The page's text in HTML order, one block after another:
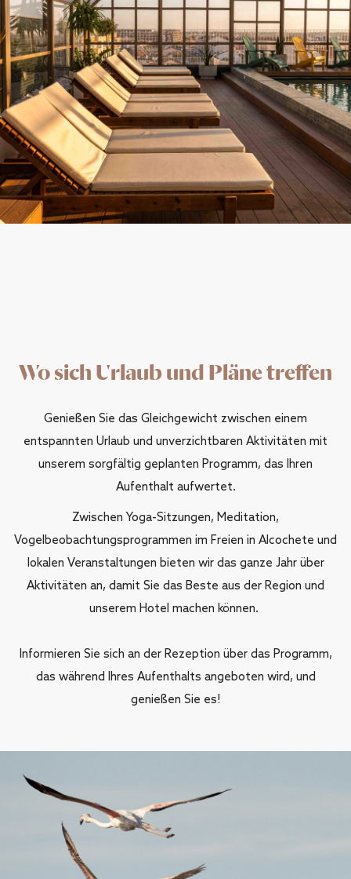
Wo sich Urlaub und Pläne treffen
Genießen Sie das Gleichgewicht zwischen einem
entspannten Urlaub und unverzichtbaren Aktivitäten mit
unserem sorgfältig geplanten Programm, das Ihren
Aufenthalt aufwertet.
Zwischen Yoga-Sitzungen, Meditation,
Vogelbeobachtungsprogrammen im Freien in Alcochete und
lokalen Veranstaltungen bieten wir das ganze Jahr über
Aktivitäten an, damit Sie das Beste aus der Region und
unserem Hotel machen können.
Informieren Sie sich an der Rezeption über das Programm,
das während Ihres Aufenthalts angeboten wird, und
genießen Sie es!